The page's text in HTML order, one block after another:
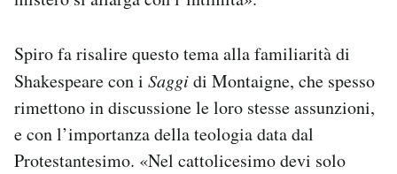
Spiro fa risalire questo tema alla familiarità di
Shakespeare con i Saggidi Montaigne, che spesso
rimettono in discussione le loro stesse assunzioni,
e con l’importanza della teologia data dal
Protestantesimo. «Nel cattolicesimo devi solo